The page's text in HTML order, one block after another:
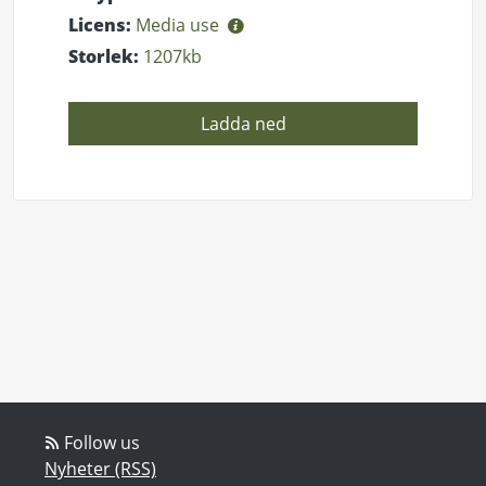
Licens: Media use
Storlek: 1207kb
Ladda ned
Follow us
Nyheter (RSS)